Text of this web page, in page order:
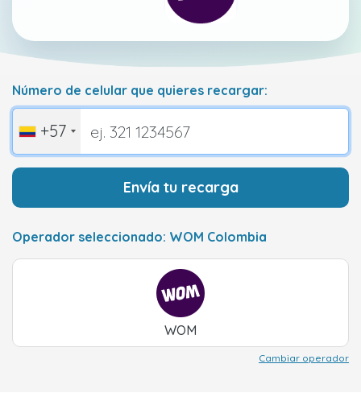
Número de celular que quieres recargar:
+57
Envía tu recarga
Operador seleccionado: WOM Colombia
WOM
Cambiar operador